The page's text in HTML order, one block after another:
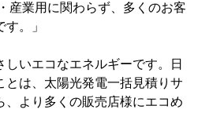
産業用に関わらず、多くのお客
。」
いエコなエネルギーです。日
は、太陽光発電一括見積りサ
より多くの販売店様にエコめ